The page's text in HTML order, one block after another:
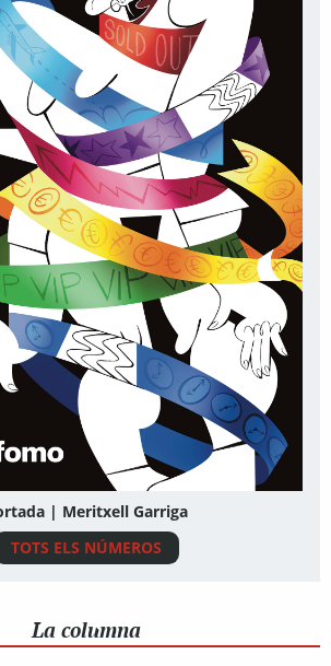
| Meritxell Garriga
TOTS ELS NÚMEROS
La columna